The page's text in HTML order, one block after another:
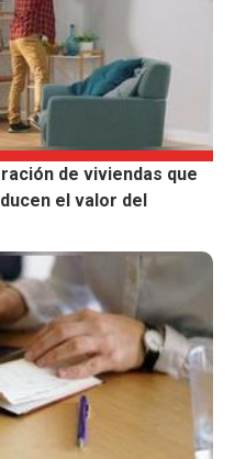
de viviendas que
el valor del